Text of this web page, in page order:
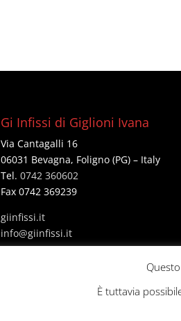
Gi Infissi di Giglioni Ivana
Via Cantagalli 16
06031 Bevagna, Foligno (PG) – Italy
Tel.0742 360602
Fax 0742 369239
giinfissi.it
ti.issifniig
@ofni
È tuttavia